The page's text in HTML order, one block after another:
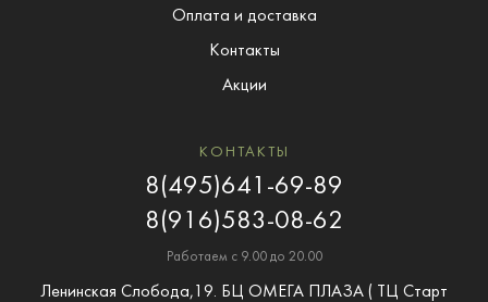
Оплата и доставка
Контакты
Акции
КОНТАКТЫ
8(495)641-69-89
8(916)583-08-62
Работаем с 9.00 до 20.00
Ленинская Слобода,19. БЦ ОМЕГА ПЛАЗА ( ТЦ Старт